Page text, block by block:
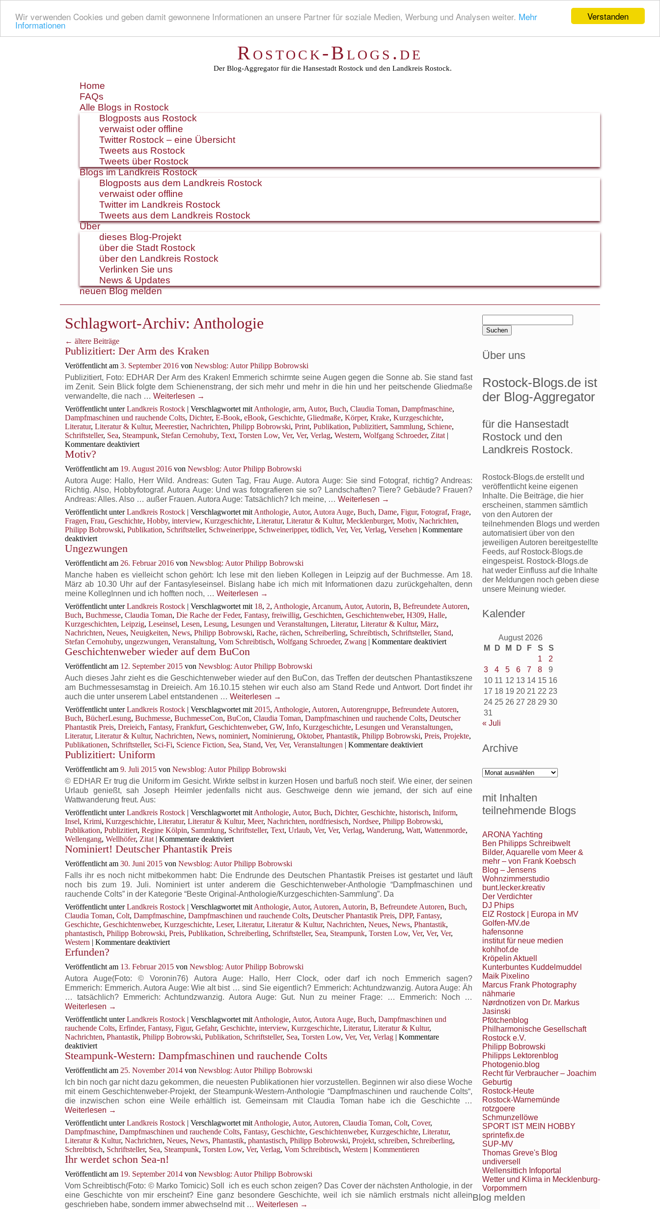
Verstanden
Wir verwenden Cookies und geben damit gewonnene Informationen an unsere Partner für soziale Medien, Werbung und Analysen weiter. Mehr
Informationen
Rostock-Blogs.de
Der Blog-Aggregator für die Hansestadt Rostock und den Landkreis Rostock.
Inhalt
springen
Home
FAQs
Alle Blogs in Rostock
Blogposts aus Rostock
verwaist oder offline
Twitter Rostock – eine Übersicht
Tweets aus Rostock
Tweets über Rostock
Blogs im Landkreis Rostock
Blogposts aus dem Landkreis Rostock
verwaist oder offline
Twitter im Landkreis Rostock
Tweets aus dem Landkreis Rostock
Über
dieses Blog-Projekt
über die Stadt Rostock
über den Landkreis Rostock
Verlinken Sie uns
News & Updates
neuen Blog melden
Schlagwort-Archiv: Anthologie
← ältere Beiträge
Publizitiert: Der Arm des Kraken
Veröffentlicht am 3. September 2016 von Newsblog: Autor Philipp Bobrowski
Publizitiert, Foto: EDHAR Der Arm des Kraken! Emmerich schirmte seine Augen gegen die Sonne ab. Sie stand fast
im Zenit. Sein Blick folgte dem Schienenstrang, der sich mehr und mehr in die hin und her peitschende Gliedmaße
verwandelte, die nach … Weiterlesen →
Veröffentlicht unter Landkreis Rostock | Verschlagwortet mit Anthologie, arm, Autor, Buch, Claudia Toman, Dampfmaschine,
Dampfmaschinen und rauchende Colts, Dichter, E-Book, eBook, Geschichte, Gliedmaße, Körper, Krake, Kurzgeschichte,
Literatur, Literatur & Kultur, Meerestier, Nachrichten, Philipp Bobrowski, Print, Publikation, Publizitiert, Sammlung, Schiene,
Schriftsteller, Sea, Steampunk, Stefan Cernohuby, Text, Torsten Low, Ver, Ver, Verlag, Western, Wolfgang Schroeder, Zitat |
Kommentare deaktiviertfür
Arm
des
Kraken
Motiv?
Veröffentlicht am 19. August 2016 von Newsblog: Autor Philipp Bobrowski
Autora Auge: Hallo, Herr Wild. Andreas: Guten Tag, Frau Auge. Autora Auge: Sie sind Fotograf, richtig? Andreas:
Richtig. Also, Hobbyfotograf. Autora Auge: Und was fotografieren sie so? Landschaften? Tiere? Gebäude? Frauen?
Andreas: Alles. Also … außer Frauen. Autora Auge: Tatsächlich? Ich meine, … Weiterlesen →
Veröffentlicht unter Landkreis Rostock | Verschlagwortet mit Anthologie, Autor, Autora Auge, Buch, Dame, Figur, Fotograf, Frage,
Fragen, Frau, Geschichte, Hobby, interview, Kurzgeschichte, Literatur, Literatur & Kultur, Mecklenburger, Motiv, Nachrichten,
Philipp Bobrowski, Publikation, Schriftsteller, Schweinerippe, Schweineripper, tödlich, Ver, Ver, Verlag, Versehen | Kommentare
deaktiviertfür
Motiv?
Ungezwungen
Veröffentlicht am 26. Februar 2016 von Newsblog: Autor Philipp Bobrowski
Manche haben es vielleicht schon gehört: Ich lese mit den lieben Kollegen in Leipzig auf der Buchmesse. Am 18.
März ab 10.30 Uhr auf der Fantasyleseinsel. Bislang habe ich mich mit Informationen dazu zurückgehalten, denn
meine KollegInnen und ich hofften noch, … Weiterlesen →
Veröffentlicht unter Landkreis Rostock | Verschlagwortet mit 18, 2, Anthologie, Arcanum, Autor, Autorin, B, Befreundete Autoren,
Buch, Buchmesse, Claudia Toman, Die Rache der Feder, Fantasy, freiwillig, Geschichten, Geschichtenweber, H309, Halle,
Kurzgeschichten, Leipzig, Leseinsel, Lesen, Lesung, Lesungen und Veranstaltungen, Literatur, Literatur & Kultur, März,
Nachrichten, Neues, Neuigkeiten, News, Philipp Bobrowski, Rache, rächen, Schreiberling, Schreibtisch, Schriftsteller, Stand,
Stefan Cernohuby, ungezwungen, Veranstaltung, Vom Schreibtisch, Wolfgang Schroeder, Zwang | Kommentare deaktiviertfür
Ungezwungen
Geschichtenweber wieder auf dem BuCon
Veröffentlicht am 12. September 2015 von Newsblog: Autor Philipp Bobrowski
Auch dieses Jahr zieht es die Geschichtenweber wieder auf den BuCon, das Treffen der deutschen Phantastikszene
am Buchmessesamstag in Dreieich. Am 16.10.15 stehen wir euch also am Stand Rede und Antwort. Dort findet ihr
auch die unter unserem Label entstandenen … Weiterlesen →
Veröffentlicht unter Landkreis Rostock | Verschlagwortet mit 2015, Anthologie, Autoren, Autorengruppe, Befreundete Autoren,
Buch, BücherLesung, Buchmesse, BuchmesseCon, BuCon, Claudia Toman, Dampfmaschinen und rauchende Colts, Deutscher
Phantastik Preis, Dreieich, Fantasy, Frankfurt, Geschichtenweber, GW, Info, Kurzgeschichte, Lesungen und Veranstaltungen,
Literatur, Literatur & Kultur, Nachrichten, News, nominiert, Nominierung, Oktober, Phantastik, Philipp Bobrowski, Preis, Projekte,
Publikationen, Schriftsteller, Sci-Fi, Science Fiction, Sea, Stand, Ver, Ver, Veranstaltungen | Kommentare deaktiviertfür
dem
BuCon
Publizitiert: Uniform
Veröffentlicht am 9. Juli 2015 von Newsblog: Autor Philipp Bobrowski
© EDHAR Er trug die Uniform im Gesicht. Wirkte selbst in kurzen Hosen und barfuß noch steif. Wie einer, der seinen
Urlaub genießt, sah Joseph Heimler jedenfalls nicht aus. Geschweige denn wie jemand, der sich auf eine
Wattwanderung freut. Aus:
Veröffentlicht unter Landkreis Rostock | Verschlagwortet mit Anthologie, Autor, Buch, Dichter, Geschichte, historisch, Iniform,
Insel, Krimi, Kurzgeschichte, Literatur, Literatur & Kultur, Meer, Nachrichten, nordfriesisch, Nordsee, Philipp Bobrowski,
Publikation, Publizitiert, Regine Kölpin, Sammlung, Schriftsteller, Text, Urlaub, Ver, Ver, Verlag, Wanderung, Watt, Wattenmorde,
Wellengang, Wellhöfer, Zitat | Kommentare deaktiviertfür
Nominiert! Deutscher Phantastik Preis
Veröffentlicht am 30. Juni 2015 von Newsblog: Autor Philipp Bobrowski
Falls ihr es noch nicht mitbekommen habt: Die Endrunde des Deutschen Phantastik Preises ist gestartet und läuft
noch bis zum 19. Juli. Nominiert ist unter anderem die Geschichtenweber-Anthologie “Dampfmaschinen und
rauchende Colts” in der Kategorie “Beste Original-Anthologie/Kurzgeschichten-Sammlung”. Da
Veröffentlicht unter Landkreis Rostock | Verschlagwortet mit Anthologie, Autor, Autoren, Autorin, B, Befreundete Autoren, Buch,
Claudia Toman, Colt, Dampfmaschine, Dampfmaschinen und rauchende Colts, Deutscher Phantastik Preis, DPP, Fantasy,
Geschichte, Geschichtenweber, Kurzgeschichte, Leser, Literatur, Literatur & Kultur, Nachrichten, Neues, News, Phantastik,
phantastisch, Philipp Bobrowski, Preis, Publikation, Schreiberling, Schriftsteller, Sea, Steampunk, Torsten Low, Ver, Ver, Ver,
Western | Kommentare deaktiviertfür
Phantastik
Preis
Erfunden?
Veröffentlicht am 13. Februar 2015 von Newsblog: Autor Philipp Bobrowski
Autora Auge(Foto: © Voronin76) Autora Auge: Hallo, Herr Clock, oder darf ich noch Emmerich sagen?
Emmerich: Emmerich. Autora Auge: Wie alt bist … sind Sie eigentlich? Emmerich: Achtundzwanzig. Autora Auge: Äh
… tatsächlich? Emmerich: Achtundzwanzig. Autora Auge: Gut. Nun zu meiner Frage: … Emmerich: Noch …
Weiterlesen →
Veröffentlicht unter Landkreis Rostock | Verschlagwortet mit Anthologie, Autor, Autora Auge, Buch, Dampfmaschinen und
rauchende Colts, Erfinder, Fantasy, Figur, Gefahr, Geschichte, interview, Kurzgeschichte, Literatur, Literatur & Kultur,
Nachrichten, Phantastik, Philipp Bobrowski, Publikation, Schriftsteller, Sea, Torsten Low, Ver, Ver, Verlag | Kommentare
deaktiviertfür
Erfunden?
Steampunk-Western: Dampfmaschinen und rauchende Colts
Veröffentlicht am 25. November 2014 von Newsblog: Autor Philipp Bobrowski
Ich bin noch gar nicht dazu gekommen, die neuesten Publikationen hier vorzustellen. Beginnen wir also diese Woche
mit einem Geschichtenweber-Projekt, der Steampunk-Western-Anthologie “Dampfmaschinen und rauchende Colts“,
die inzwischen schon eine Weile erhältlich ist. Gemeinsam mit Claudia Toman habe ich die Geschichte …
Weiterlesen →
Veröffentlicht unter Landkreis Rostock | Verschlagwortet mit Anthologie, Autor, Autoren, Claudia Toman, Colt, Cover,
Dampfmaschine, Dampfmaschinen und rauchende Colts, Fantasy, Geschichte, Geschichtenweber, Kurzgeschichte, Literatur,
Literatur & Kultur, Nachrichten, Neues, News, Phantastik, phantastisch, Philipp Bobrowski, Projekt, schreiben, Schreiberling,
Schreibtisch, Schriftsteller, Sea, Steampunk, Torsten Low, Ver, Verlag, Vom Schreibtisch, Western | Kommentieren
Ihr werdet schon Sea-n!
Veröffentlicht am 19. September 2014 von Newsblog: Autor Philipp Bobrowski
Vom Schreibtisch(Foto: © Marko Tomicic) Soll ich es euch schon zeigen? Das Cover der nächsten Anthologie, in der
eine Geschichte von mir erscheint? Eine ganz besondere Geschichte, weil ich sie nämlich erstmals nicht allein
geschrieben habe, sondern immer abwechselnd mit … Weiterlesen →
nach:
Über uns
Rostock-Blogs.de ist
der Blog-Aggregator
für die Hansestadt
Rostock und den
Landkreis Rostock.
Rostock-Blogs.de erstellt und
veröffentlicht keine eigenen
Inhalte. Die Beiträge, die hier
erscheinen, stammen sämtlich
von den Autoren der
teilnehmenden Blogs und werden
automatisiert über von den
jeweiligen Autoren bereitgestellte
Feeds, auf Rostock-Blogs.de
eingespeist. Rostock-Blogs.de
hat weder Einfluss auf die Inhalte
der Meldungen noch geben diese
unsere Meinung wieder.
Kalender
August 2026
M
D M D F S
S
1
2
3
4 5 6 7 8
9
10 11 12 13 14 15 16
17 18 19 20 21 22 23
24 25 26 27 28 29 30
31
« Juli
Archive
Archive
mit Inhalten
teilnehmende Blogs
ARONA Yachting
Ben Philipps Schreibwelt
Bilder, Aquarelle vom Meer &
mehr – von Frank Koebsch
Blog – Jensens
Wohnzimmerstudio
bunt.lecker.kreativ
Der Verdichter
DJ Phips
EIZ Rostock | Europa in MV
Golfen-MV.de
hafensonne
institut für neue medien
kohlhof.de
Kröpelin Aktuell
Kunterbuntes Kuddelmuddel
Maik Pixelino
Marcus Frank Photography
nähmarie
Nørdnotizen von Dr. Markus
Jasinski
Pfötchenblog
Philharmonische Gesellschaft
Rostock e.V.
Philipp Bobrowski
Philipps Lektorenblog
Photogenio.blog
Recht für Verbraucher – Joachim
Geburtig
Rostock-Heute
Rostock-Warnemünde
rotzgoere
Schmunzellöwe
SPORT IST MEIN HOBBY
sprintefix.de
SUP-MV
Thomas Greve's Blog
undiversell
Wellensittich Infoportal
Wetter und Klima in Mecklenburg-
Vorpommern
Blog melden